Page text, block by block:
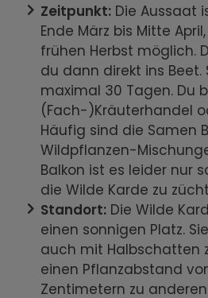
Zeitpunkt: Die Aussaat
Ende März bis Mitte
frühen Herbst möglich.
du dann direkt ins Beet.
maximal 30 Tagen. Du
(Fach-)Kräuterhandel
Häufig sind die Samen
Wildpflanzen-
Balkon ist es leider nur
die Wilde Karde zu
Standort: Die Wilde
einen sonnigen Platz.
auch mit Halbschatten
einen Pflanzabstand
Zentimetern zu